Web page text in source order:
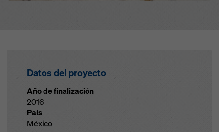
Datos del proyecto
Año de finalización
2016
País
México
(configuración avanzada de cookies).